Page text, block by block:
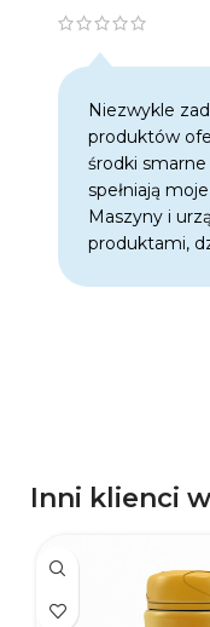
Niezwykle
produktów
środki smarne
spełniają
Maszyny i
produktami,
Inni klienci